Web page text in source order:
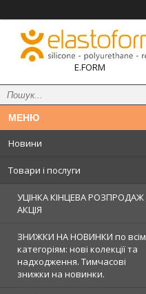
E.FORM
Новини
Товари і послуги
УЦІНКА КІНЦЕВА РОЗПРОДАЖ
АКЦІЯ
ЗНИЖКИ НА НОВИНКИ по всім
категоріям: нові колекцїї та
надходження. Тимчасові
знижки на новинки.